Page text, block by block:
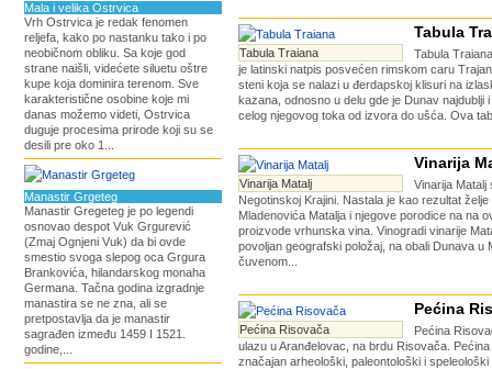
Mala i velika Ostrvica
Vrh Ostrvica je redak fenomen
reljefa, kako po nastanku tako i po
neobičnom obliku. Sa koje god
strane naišli, videćete siluetu oštre
kupe koja dominira terenom. Sve
karakteristične osobine koje mi
danas možemo videti, Ostrvica
duguje procesima prirode koji su se
desili pre oko 1...
Manastir Grgeteg
Manastir Gregeteg je po legendi
osnovao despot Vuk Grgurević
(Zmaj Ognjeni Vuk) da bi ovde
smestio svoga slepog oca Grgura
Brankovića, hilandarskog monaha
Germana. Tačna godina izgradnje
manastira se ne zna, ali se
pretpostavlja da je manastir
sagrađen između 1459 I 1521.
godine,...
Tabula Traiana
Tabula
Tabula
je latinski natpis posvećen rimskom caru
steni koja se nalazi u đerdapskoj klisuri na
kazana, odnosno u delu gde je Dunav najdublji
celog njegovog toka od izvora do ušća. Ova
Vinarija Matalj
Vinarija
Vinarija Matalj
Negotinskoj Krajini. Nastala je kao rezultat
Mladenovića Matalja i njegove porodice na na
proizvode vrhunska vina. Vinogradi vinarije
povoljan geografski položaj, na obali Dunava u
čuvenom...
Pećina Risovača
Pećina
Pećina
ulazu u Aranđelovac, na brdu Risovača.
značajan arheološki, paleontološki i speleološki